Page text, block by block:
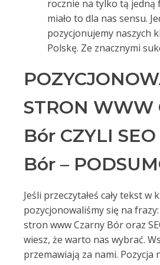
rocznie na tylko tą jedną
miało to dla nas sensu.
pozycjonujemy naszych
Polskę. Ze znacznymi
STRON WWW
Bór CZYLI
Bór –
Jeśli przeczytałeś cały tekst w
pozycjonowaliśmy się na
stron www Czarny Bór oraz
wiesz, że warto nas wybrać.
przemawiają za nami. Pozycja